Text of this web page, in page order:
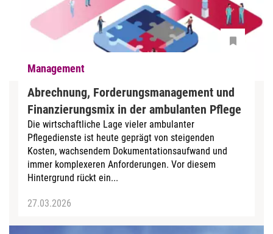
Management
Abrechnung, Forderungsmanagement und
Finanzierungsmix in der ambulanten Pflege
Die wirtschaftliche Lage vieler ambulanter
Pflegedienste ist heute geprägt von steigenden
Kosten, wachsendem Dokumentationsaufwand und
immer komplexeren Anforderungen. Vor diesem
Hintergrund rückt ein...
27.03.2026